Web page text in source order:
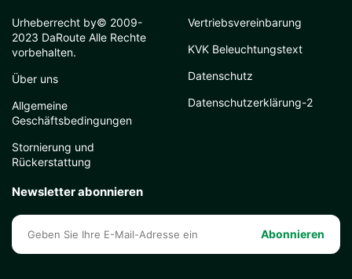
Urheberrecht by© 2009-
2023 DaRoute Alle Rechte
vorbehalten.
Über uns
Allgemeine
Geschäftsbedingungen
Stornierung und
Rückerstattung
Vertriebsvereinbarung
KVK Beleuchtungstext
Datenschutz
Datenschutzerklärung-2
Newsletter abonnieren
Abonnieren